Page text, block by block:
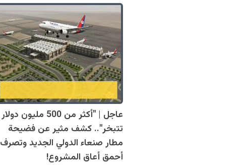
عاجل | "أكثر من 500 مليون دولار
تتبخر".. كشف مثير عن فضيحة
مطار صنعاء الدولي الجديد وتصرف
أحمق أعاق المشروع!